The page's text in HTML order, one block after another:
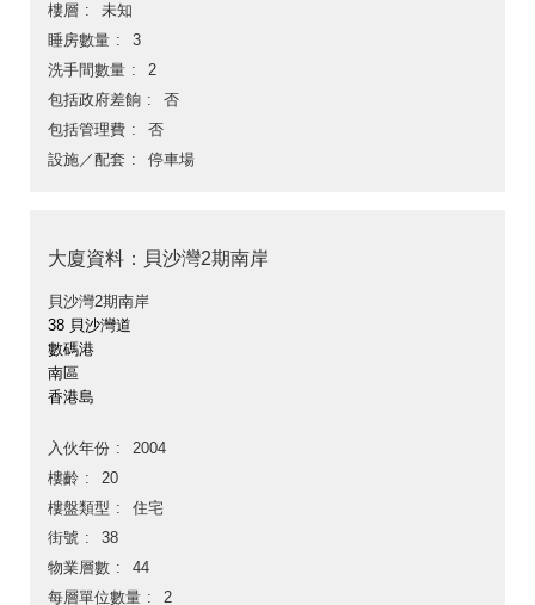
樓層
未知
睡房數量
3
洗手間數量
2
包括政府差餉
否
包括管理費
否
設施／配套
停車場
大廈資料：貝沙灣2期南岸
貝沙灣2期南岸
38 貝沙灣道
數碼港
南區
香港島
入伙年份
2004
樓齡
20
樓盤類型
住宅
街號
38
物業層數
44
每層單位數量
2